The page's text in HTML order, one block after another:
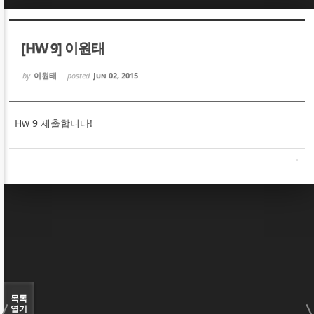
[HW 9] 이원태
by 이원태 posted Jun 02, 2015
Hw 9 제출합니다!
목록
열기
Sketchbook5, 스케치북5
Sketchbook5, 스케치북5
Sketchbook5, 스케치북5
Sketchbook5, 스케치북5